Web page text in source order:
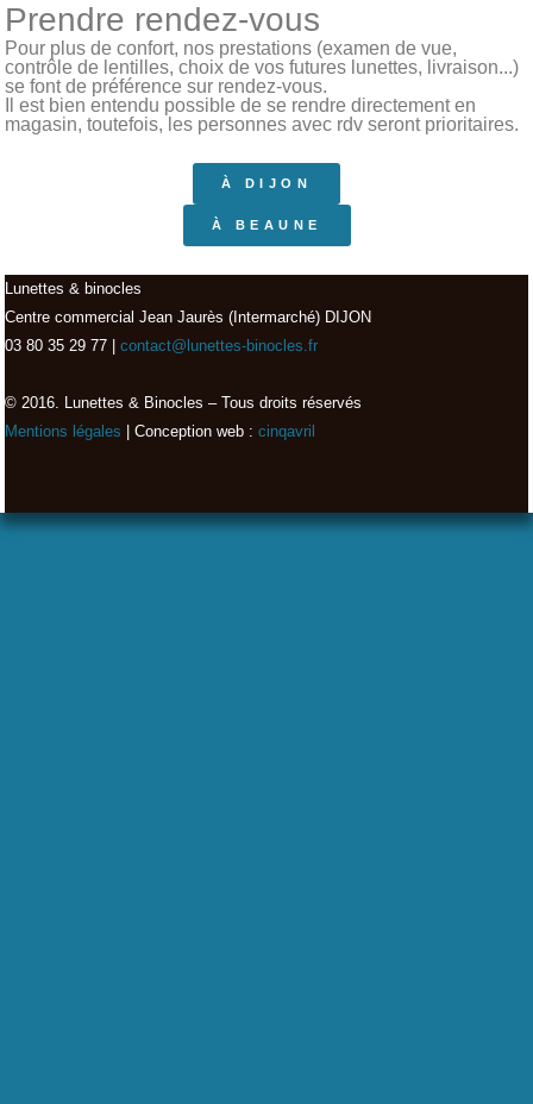
Prendre rendez-vous
Pour plus de confort, nos prestations (examen de vue,
contrôle de lentilles, choix de vos futures lunettes, livraison...)
se font de préférence sur rendez-vous.
Il est bien entendu possible de se rendre directement en
magasin, toutefois, les personnes avec rdv seront prioritaires.
À DIJON
À BEAUNE
Lunettes & binocles
Centre commercial Jean Jaurès (Intermarché) DIJON
03 80 35 29 77 |
contact@lunettes-binocles.fr
© 2016. Lunettes & Binocles – Tous droits réservés​
Mentions légales | Conception web : cinqavril